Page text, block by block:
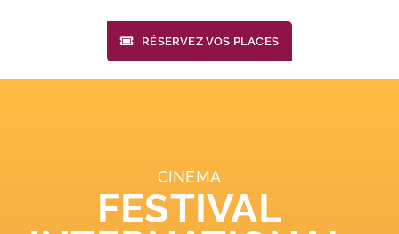
RÉSERVEZ VOS PLACES
CINÉMA
FESTIVAL